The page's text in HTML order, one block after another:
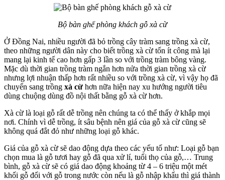
Bộ bàn ghế phòng khách gỗ xà cừ
Ở Đồng Nai, nhiều người đã bỏ trồng cây tràm sang trồng xà cừ,
theo những người dân này cho biết trồng xà cừ tốn ít công mà lại
mang lại kinh tế cao hơn gấp 3 lần so với trồng tràm bông vàng.
Mặc dù thời gian trồng tràm ngắn hơn nửa thời gian trồng xà cừ
nhưng lợi nhuận thấp hơn rất nhiều so với trồng xà cừ, vì vậy họ đã
chuyển sang trồng xà cừ hơn nữa hiện nay xu hướng người tiêu
dùng chuộng dùng đồ nội thất bằng gỗ xà cừ hơn.
Xà cừ là loại gỗ rất dễ trồng nên chúng ta có thể thấy ở khắp mọi
nơi. Chính vì dễ trồng, ít sâu bệnh nên giá của gỗ xà cừ cũng sẽ
không quá đắt đỏ như những loại gỗ khác.
Giá của gỗ xà cừ sẽ dao động dựa theo các yếu tố như: Loại gỗ bạn
chọn mua là gỗ tươi hay gỗ đã qua xử lí, tuổi thọ của gỗ,… Trung
bình, gỗ xà cừ sẽ có giá dao động khoảng từ 4 – 6 triệu một mét
khối gỗ đối với gỗ trong nước còn nếu là gỗ nhập khẩu thì giá thành